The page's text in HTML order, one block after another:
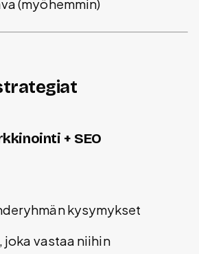
(myöhemmin)
+ SEO
kysymykset
joka vastaa niihin